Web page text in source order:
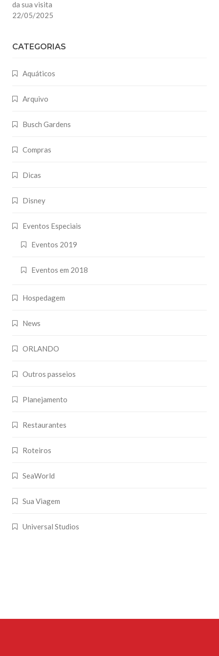
da sua visita
22/05/2025
CATEGORIAS
Aquáticos
Arquivo
Busch Gardens
Compras
Dicas
Disney
Eventos Especiais
Eventos 2019
Eventos em 2018
Hospedagem
News
ORLANDO
Outros passeios
Planejamento
Restaurantes
Roteiros
SeaWorld
Sua Viagem
Universal Studios